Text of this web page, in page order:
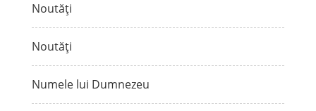
Noutăți
Noutăți
Numele lui Dumnezeu